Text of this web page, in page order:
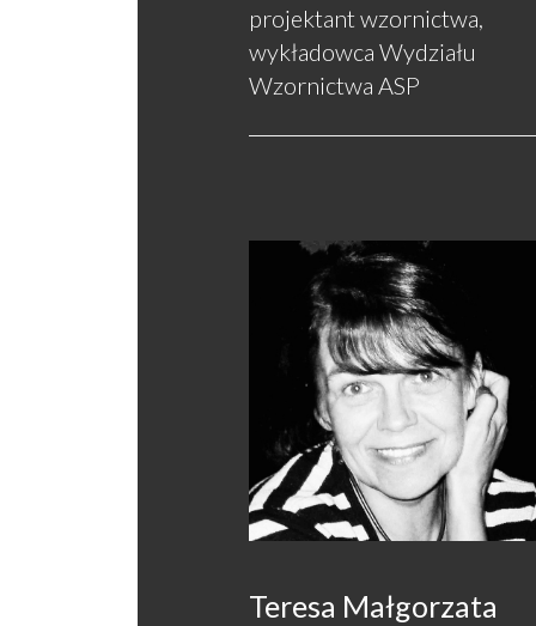
projektant wzornictwa,
wykładowca Wydziału
Wzornictwa ASP
Teresa Małgorzata